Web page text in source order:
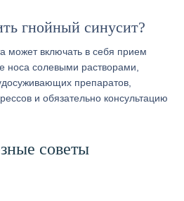
гнойный синусит?
может включать в себя прием
носа солевыми растворами,
препаратов,
и обязательно консультацию
советы